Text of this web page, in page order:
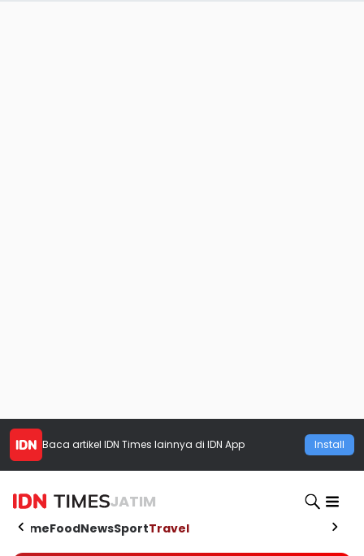
Baca artikel IDN Times lainnya di IDN App Install
JATIM
HomeFoodNewsSportTravel